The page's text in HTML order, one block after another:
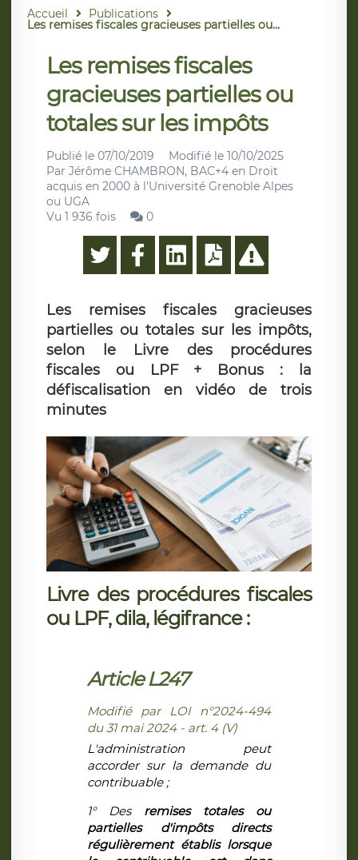
Accueil Publications
Les remises fiscales gracieuses partielles ou...
Les remises fiscales
gracieuses partielles ou
totales sur les impôts
Publié le 07/10/2019 Modifié le 10/10/2025
Par Jérôme CHAMBRON, BAC+4 en Droit
acquis en 2000 à l'Université Grenoble Alpes
ou UGA
Vu 1 936 fois
0
Les remises fiscales gracieuses
partielles ou totales sur les impôts,
selon le Livre des procédures
fiscales ou LPF + Bonus : la
défiscalisation en vidéo de trois
minutes
Livre des procédures fiscales
ou LPF, dila, légifrance :
Article L247
Modifié par LOI n°2024-494
du 31 mai 2024 - art. 4 (V)
L'administration peut
accorder sur la demande du
contribuable ;
1° Desremises totales ou
partielles d'impôts directs
régulièrement établis lorsque